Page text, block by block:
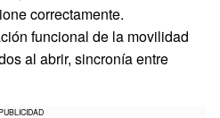
correctamente.
funcional de la movilidad
al abrir, sincronía entre